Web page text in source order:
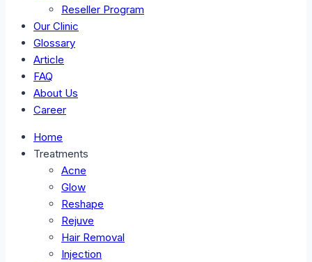
Reseller Program
Our Clinic
Glossary
Article
FAQ
About Us
Career
Home
Treatments
Acne
Glow
Reshape
Rejuve
Hair Removal
Injection